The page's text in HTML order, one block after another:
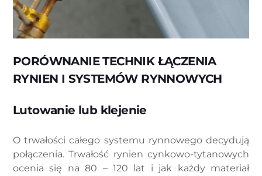
PORÓWNANIE TECHNIK ŁĄCZENIA
RYNIEN I SYSTEMÓW RYNNOWYCH
Lutowanie lub klejenie
O trwałości całego systemu rynnowego decydują
połączenia. Trwałość rynien cynkowo-tytanowych
ocenia się na 80 – 120 lat i jak każdy materiał